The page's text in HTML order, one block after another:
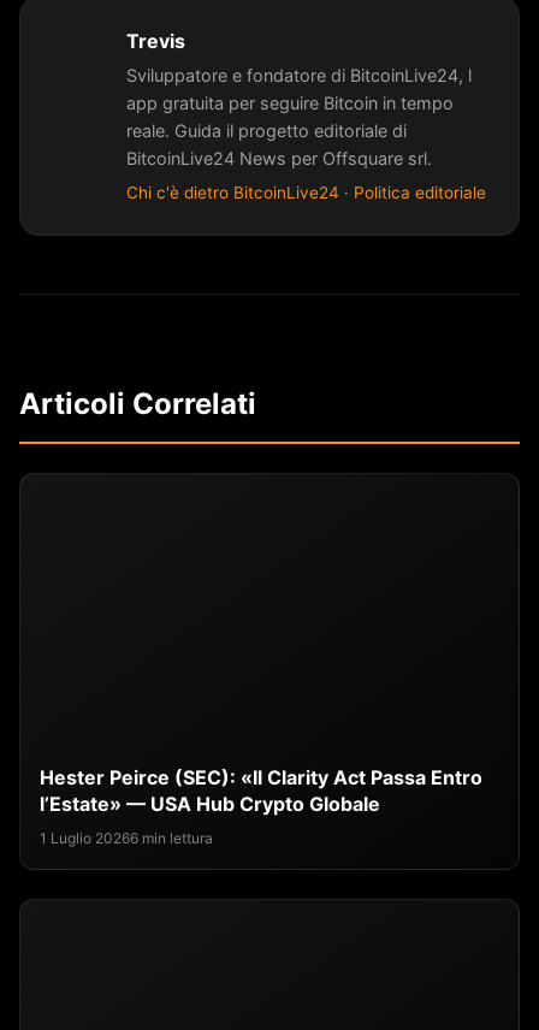
Trevis
Sviluppatore e fondatore di BitcoinLive24, l
app gratuita per seguire Bitcoin in tempo
reale. Guida il progetto editoriale di
BitcoinLive24 News per Offsquare srl.
Chi c'è dietro BitcoinLive24 · Politica editoriale
Articoli Correlati
Hester Peirce (SEC): «Il Clarity Act Passa Entro
l’Estate» — USA Hub Crypto Globale
1 Luglio 20266 min lettura